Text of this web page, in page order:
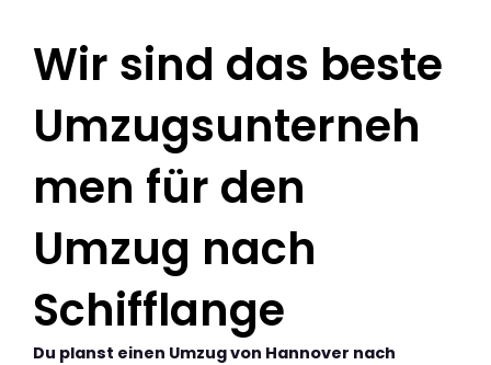
Wir sind das beste
Umzugsunterneh
men für den
Umzug nach
Schifflange
Du planst einen Umzug von Hannover nach